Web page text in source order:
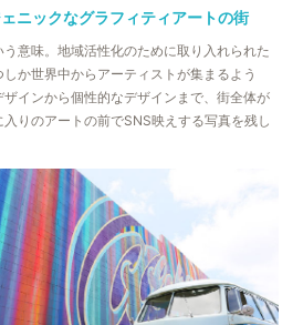
ニックなグラフィティアートの街
意味。地域活性化のために取り入れられた
か世界中からアーティストが集まるよう
インから個性的なデザインまで、街全体が
りのアートの前でSNS映えする写真を残し